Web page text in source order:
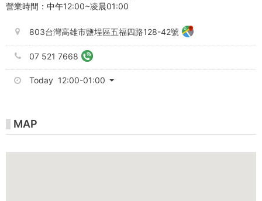
營業時間：中午12:00~凌晨01:00
803台灣高雄市鹽埕區五福四路128-42號
07 521 7668
Today 12:00-01:00
MAP